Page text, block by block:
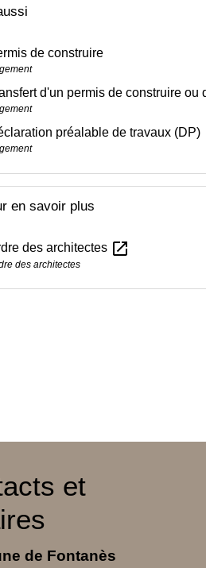
de construire
d'un permis de construire ou
préalable de travaux (DP)
en savoir plus
des architectes open_in_new
des architectes
et
de Fontanès